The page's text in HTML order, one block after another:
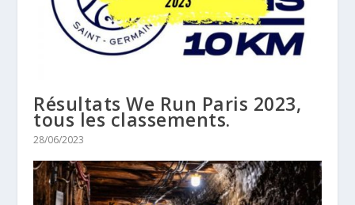
Résultats We Run Paris 2023,
tous les classements.
28/06/2023